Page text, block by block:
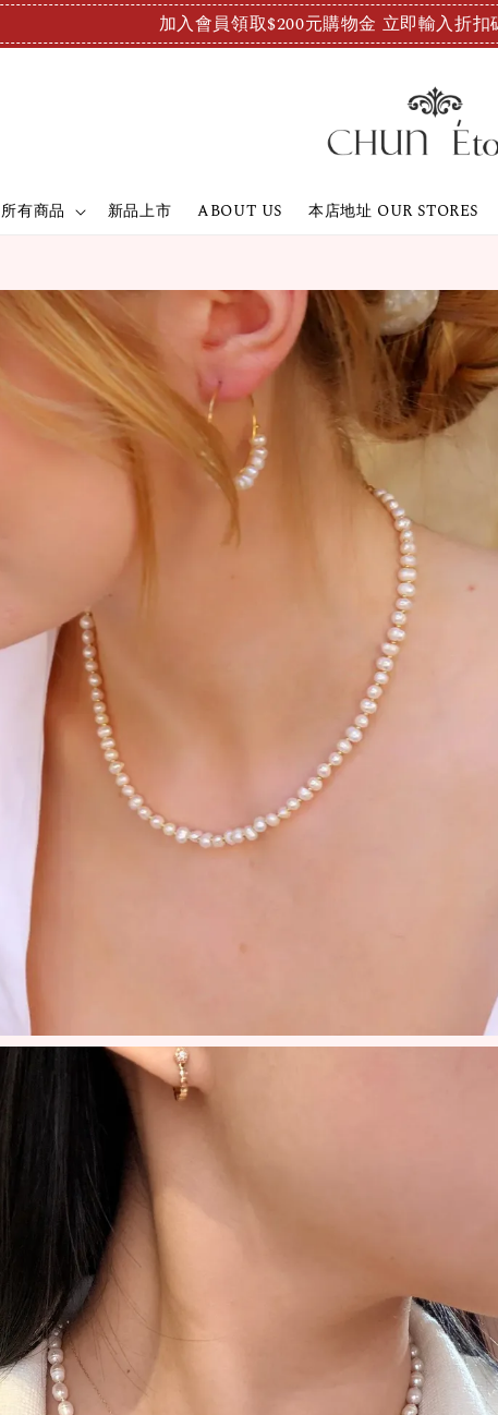
加入會員領取$200元購物金 立即輸入折
所有商品 新品上市 ABOUT US 本店地址 OUR STORES